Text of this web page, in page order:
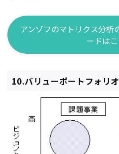
アンゾフのマトリクス分析
ードは
10.バリューポートフォリオ